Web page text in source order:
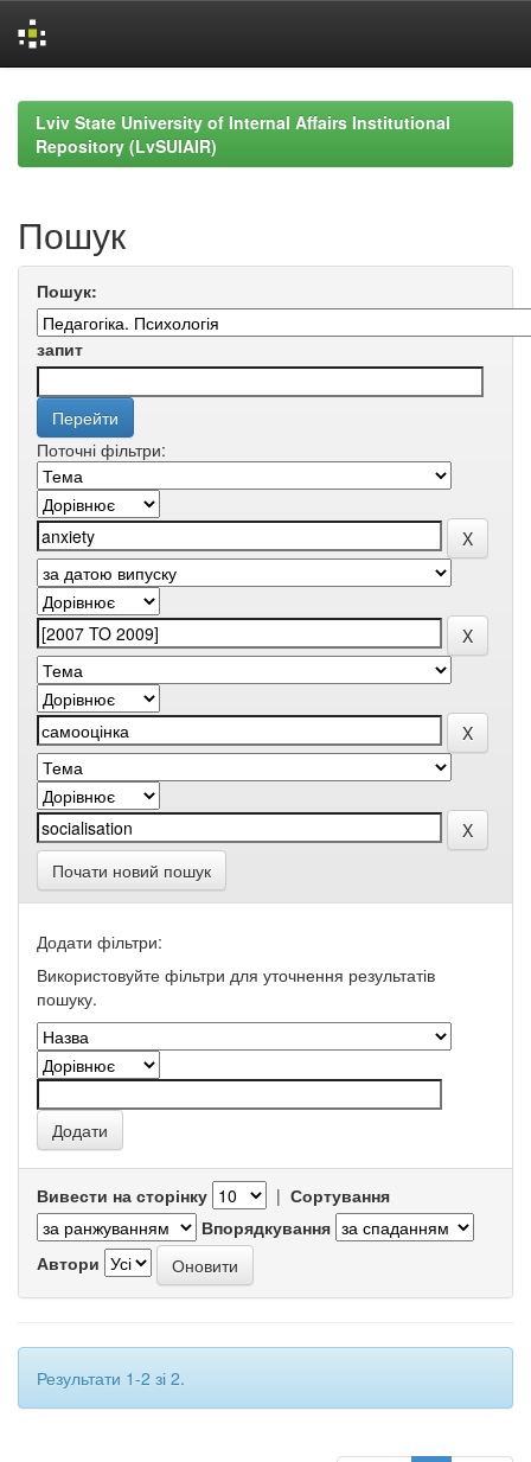
navigationLviv State University of Internal Affairs Institutional
Repository (LvSUIAIR)
Пошук
Пошук:
запит
Поточні фільтри:
Почати новий пошук
Додати фільтри:
Використовуйте фільтри для уточнення результатів
пошуку.
Вивести на сторінку | Сортування
Впорядкування
Автори
Результати 1-2 зі 2.